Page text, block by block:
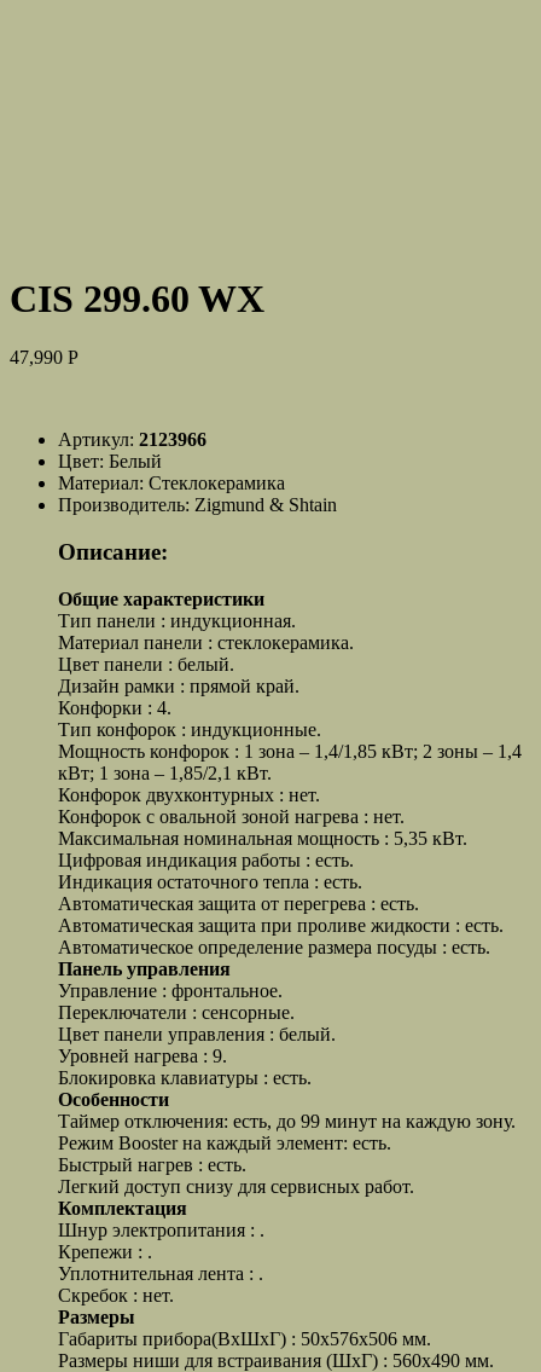
CIS 299.60 WX
47,990 Р
Артикул: 2123966
Цвет: Белый
Материал: Стеклокерамика
Производитель: Zigmund & Shtain
Описание:
Общие характеристики
Тип панели : индукционная.
Материал панели : стеклокерамика.
Цвет панели : белый.
Дизайн рамки : прямой край.
Конфорки : 4.
Тип конфорок : индукционные.
Мощность конфорок : 1 зона – 1,4/1,85 кВт; 2 зоны – 1,4
кВт; 1 зона – 1,85/2,1 кВт.
Конфорок двухконтурных : нет.
Конфорок с овальной зоной нагрева : нет.
Максимальная номинальная мощность : 5,35 кВт.
Цифровая индикация работы : есть.
Индикация остаточного тепла : есть.
Автоматическая защита от перегрева : есть.
Автоматическая защита при проливе жидкости : есть.
Автоматическое определение размера посуды : есть.
Панель управления
Управление : фронтальное.
Переключатели : сенсорные.
Цвет панели управления : белый.
Уровней нагрева : 9.
Блокировка клавиатуры : есть.
Особенности
Таймер отключения: есть, до 99 минут на каждую зону.
Режим Booster на каждый элемент: есть.
Быстрый нагрев : есть.
Легкий доступ снизу для сервисных работ.
Комплектация
Шнур электропитания : .
Крепежи : .
Уплотнительная лента : .
Скребок : нет.
Размеры
Габариты прибора(ВхШхГ) : 50х576х506 мм.
Размеры ниши для встраивания (ШхГ) : 560х490 мм.